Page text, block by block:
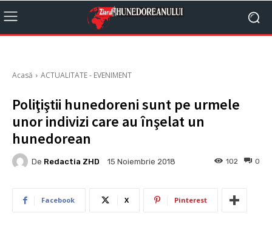
Acasă ACTUALITATE - EVENIMENT
Poliţiştii hunedoreni sunt pe urmele
unor indivizi care au înşelat un
hunedorean
De Redactia ZHD 15 Noiembrie 2018 0
102
Facebook X Pinterest